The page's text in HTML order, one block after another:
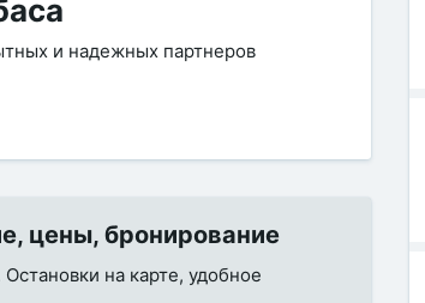
и надежных партнеров
цены, бронирование
на карте, удобное